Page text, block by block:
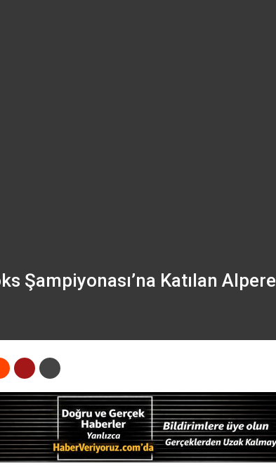
Şampiyonası’na Katılan